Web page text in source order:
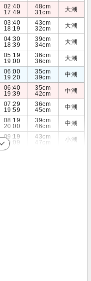
02:40
17:49
48cm
31cm
大潮
03:40
18:19
43cm
32cm
大潮
04:30
18:39
39cm
34cm
大潮
05:19
19:00
36cm
36cm
大潮
06:00
19:20
35cm
39cm
中潮
06:40
19:39
35cm
42cm
中潮
07:29
19:59
36cm
45cm
中潮
08:19
20:00
39cm
46cm
中潮
09:19
20:09
43cm
47cm
小潮